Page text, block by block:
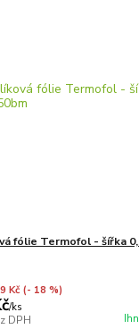
fólie Termofol - šířka
Kč (- 18 %)
/ks
DPH